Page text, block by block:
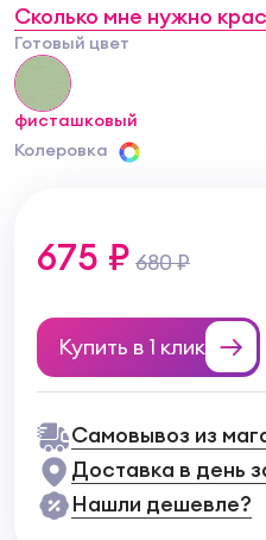
Сколько мне нужно
Готовый цвет
фисташковый
Колеровка
675 ₽ 680 ₽
Купить в 1 клик
Самовывоз из
Доставка в день
Нашли дешевле?